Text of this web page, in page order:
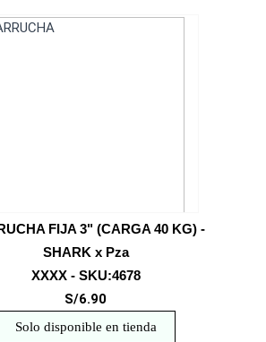
FIJA 3" (CARGA 40 KG) -
SHARK x Pza
XXXX - SKU:4678
S/6.90
Solo disponible en tienda